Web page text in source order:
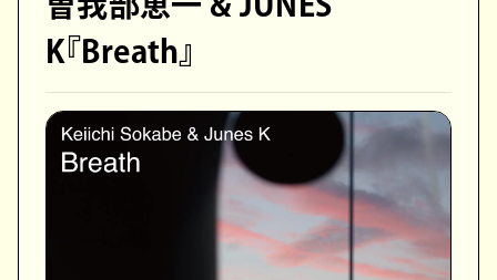
K『Breath』